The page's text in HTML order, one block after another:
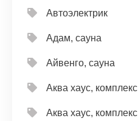
Автоэлектрик
Адам, сауна
Айвенго, сауна
Аква хаус, комплекс
Аква хаус, комплекс